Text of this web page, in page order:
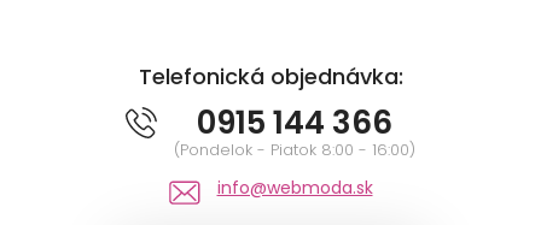
Telefonická objednávka:
0915 144 366
(Pondelok - Piatok 8:00 - 16:00)
info@webmoda.sk